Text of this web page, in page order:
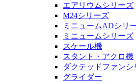
エアリウムシリーズ
M24シリーズ
ミニュームADシリ
ミニュームシリーズ
スケール機
スタント・アクロ機
ダクテッドファンシ
グライダー